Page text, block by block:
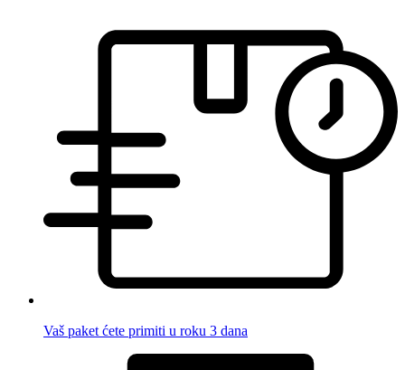
Vaš paket ćete primiti u roku 3 dana